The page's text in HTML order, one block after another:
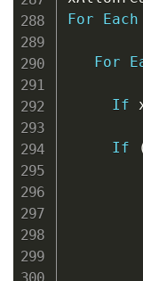
For
Each
For
If
If